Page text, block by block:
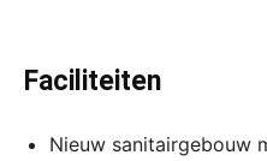
Faciliteiten
Nieuw sanitairgebouw